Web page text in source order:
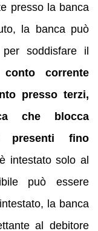
presso la banca
la banca può
soddisfare il
corrente
presso terzi,
che blocca
presenti fino
intestato solo al
può essere
la banca
al debitore